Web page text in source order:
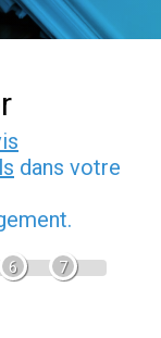
dans votre
6 7